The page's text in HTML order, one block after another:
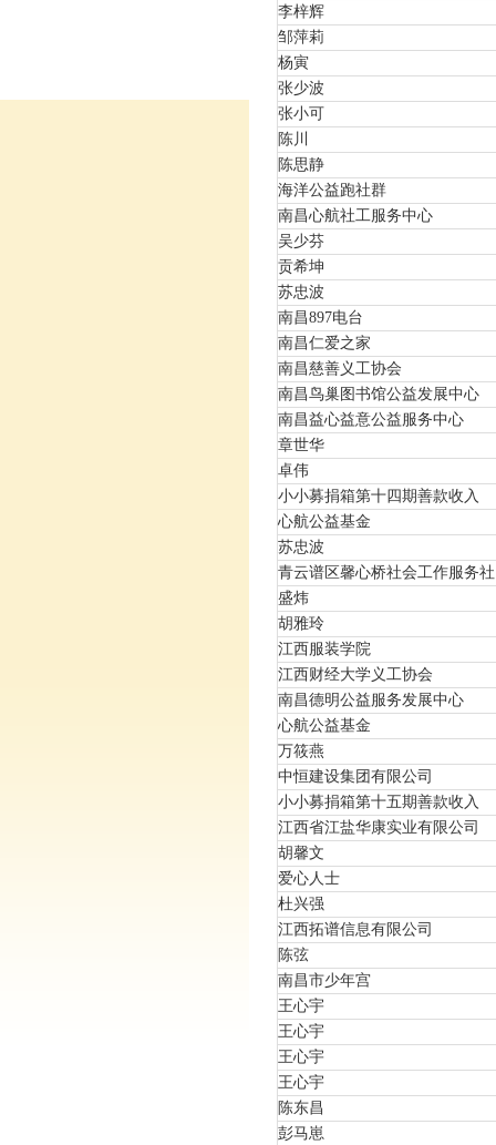
李梓辉
邹萍莉
杨寅
张少波
张小可
陈川
陈思静
海洋公益跑社群
南昌心航社工服务中心
吴少芬
贡希坤
苏忠波
南昌897电台
南昌仁爱之家
南昌慈善义工协会
南昌鸟巢图书馆公益发展中心
南昌益心益意公益服务中心
章世华
卓伟
小小募捐箱第十四期善款收入
心航公益基金
苏忠波
青云谱区馨心桥社会工作服务社
盛炜
胡雅玲
江西服装学院
江西财经大学义工协会
南昌德明公益服务发展中心
心航公益基金
万筱燕
中恒建设集团有限公司
小小募捐箱第十五期善款收入
江西省江盐华康实业有限公司
胡馨文
爱心人士
杜兴强
江西拓谱信息有限公司
陈弦
南昌市少年宫
王心宇
王心宇
王心宇
王心宇
陈东昌
彭马崽